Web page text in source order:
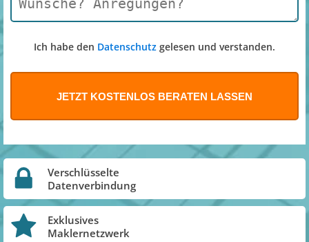
Ich habe den Datenschutz gelesen und verstanden.
Verschlüsselte
Datenverbindung
Exklusives
Maklernetzwerk